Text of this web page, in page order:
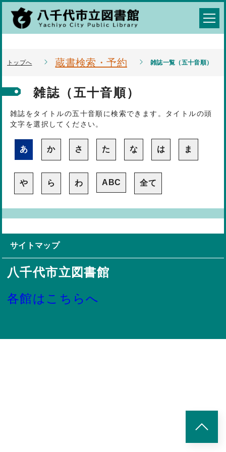
トップへ 蔵書検索・予約 雑誌一覧（五十音順）
雑誌（五十音順）
雑誌をタイトルの五十音順に検索できます。タイトルの頭
文字を選択してください。
サイトマップ
八千代市立図書館
各館はこちらへ